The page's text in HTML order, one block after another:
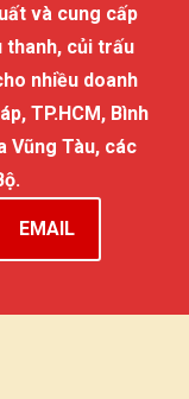
và cung cấp
củi trấu
nhiều doanh
TP.HCM, Bình
Vũng Tàu, các
EMAIL